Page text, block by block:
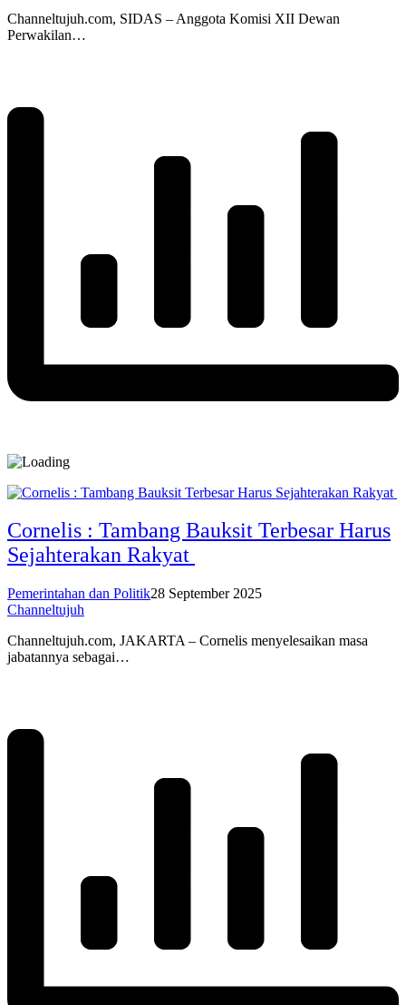
Channeltujuh.com, SIDAS – Anggota Komisi XII Dewan
Perwakilan…
Cornelis : Tambang Bauksit Terbesar Harus
Sejahterakan Rakyat
Pemerintahan dan Politik28 September 2025
Channeltujuh
Channeltujuh.com, JAKARTA – Cornelis menyelesaikan masa
jabatannya sebagai…